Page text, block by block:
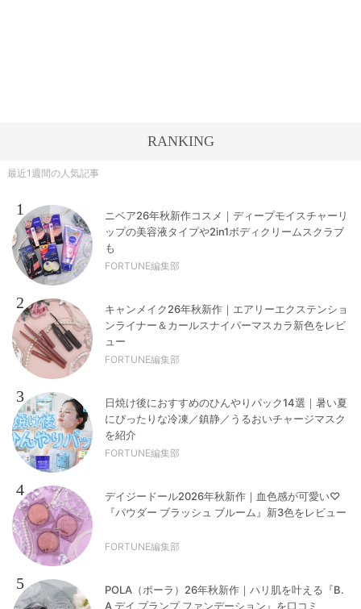
RANKING
最近1週間の人気記事
1
ニベア26年秋新作コスメ｜ディープモイスチャーリ
ップの美容液タイプや2in1ボディクリームスクラブ
も
FORTUNE編集部
2
キャンメイク26年秋新作｜エアリーエクステンショ
ンライナー＆カールスナイパーマスカラ新色をレビ
ュー
FORTUNE編集部
3
日焼け後におすすめのひんやりパック14選｜暑い夏
にぴったりな冷凍／鎮静／うるおいチャージマスク
を紹介
FORTUNE編集部
4
デイジードール2026年秋新作｜血色感が可愛い♡
『パウダー ブラッシュ ブルーム』新3色をレビュー
FORTUNE編集部
5
POLA（ポーラ）26年秋新作｜ハリ肌を叶える『B.
A デイ プランプ ファンデーション』を口コミ